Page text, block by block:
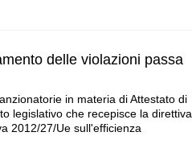
delle violazioni passa
in materia di Attestato di
legislativo che recepisce la direttiva
2012/27/Ue sull'efficienza